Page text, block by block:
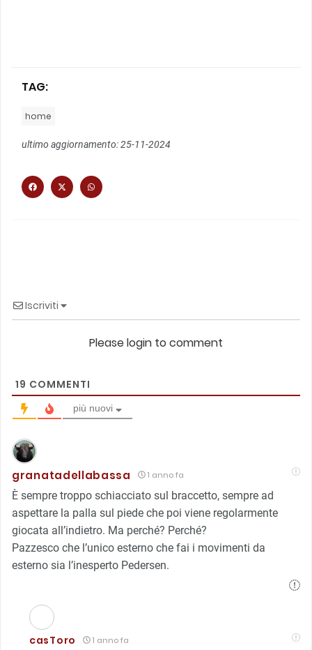
TAG:
home
ultimo aggiornamento: 25-11-2024
Iscriviti
Please login to comment
19 COMMENTI
più nuovi
granatadellabassa 1 anno fa
È sempre troppo schiacciato sul braccetto, sempre ad
aspettare la palla sul piede che poi viene regolarmente
giocata all’indietro. Ma perché? Perché?
Pazzesco che l’unico esterno che fai i movimenti da
esterno sia l’inesperto Pedersen.
casToro 1 anno fa